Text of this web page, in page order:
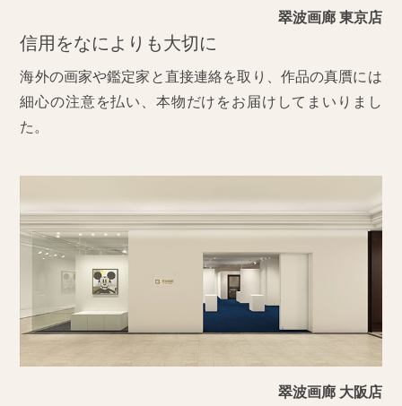
翠波画廊 東京店
信用をなによりも大切に
海外の画家や鑑定家と直接連絡を取り、作品の真贋には
細心の注意を払い、本物だけをお届けしてまいりまし
た。
翠波画廊 大阪店